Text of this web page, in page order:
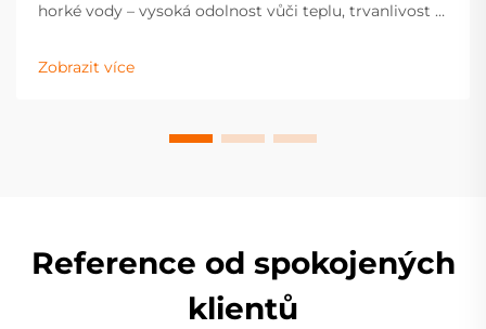
horké vody – vysoká odolnost vůči teplu, trvanlivost a
více.
Zobrazit více
Reference od spokojených
klientů